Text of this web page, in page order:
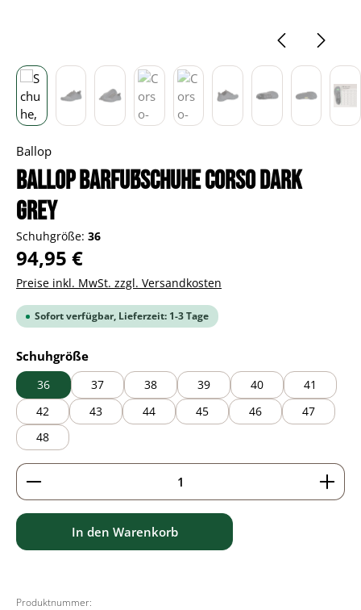
Ballop
BALLOP Barfußschuhe Corso dark
grey
Schuhgröße: 36
Regulärer Preis:
94,95 €
Preise inkl. MwSt. zzgl. Versandkosten
Sofort verfügbar, Lieferzeit: 1-3 Tage
Schuhgrößeauswählen
36 37 38 39 40
41
42
43 44 45 46
47
48
Produkt Anzahl: Gib den gewünschten Wert ein
In den Warenkorb
Produktnummer: